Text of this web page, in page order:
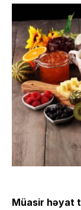
Müasir həyat